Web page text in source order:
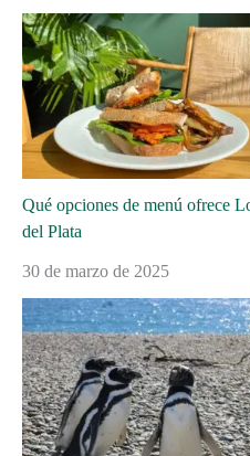
Qué opciones de menú ofrece
del Plata
30 de marzo de 2025